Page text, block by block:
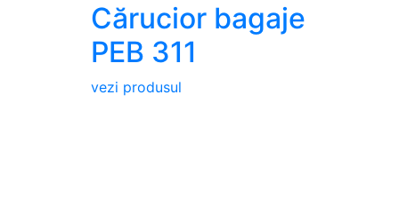
Cărucior bagaje
PEB 311
vezi produsul